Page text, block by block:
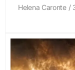
Helena Caronte